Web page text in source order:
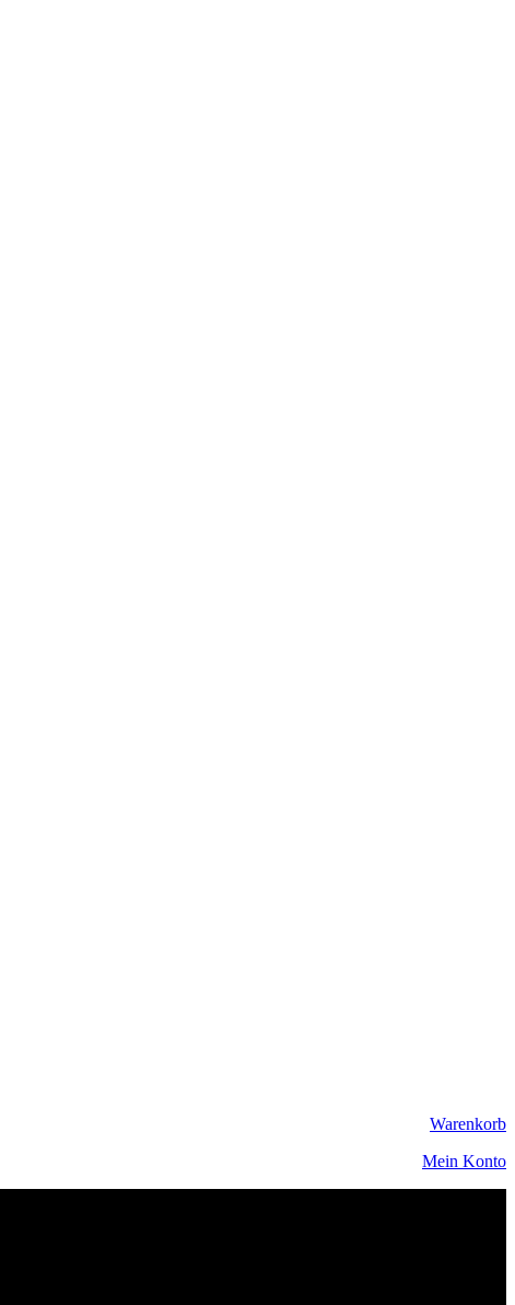
Warenkorb
Mein Konto